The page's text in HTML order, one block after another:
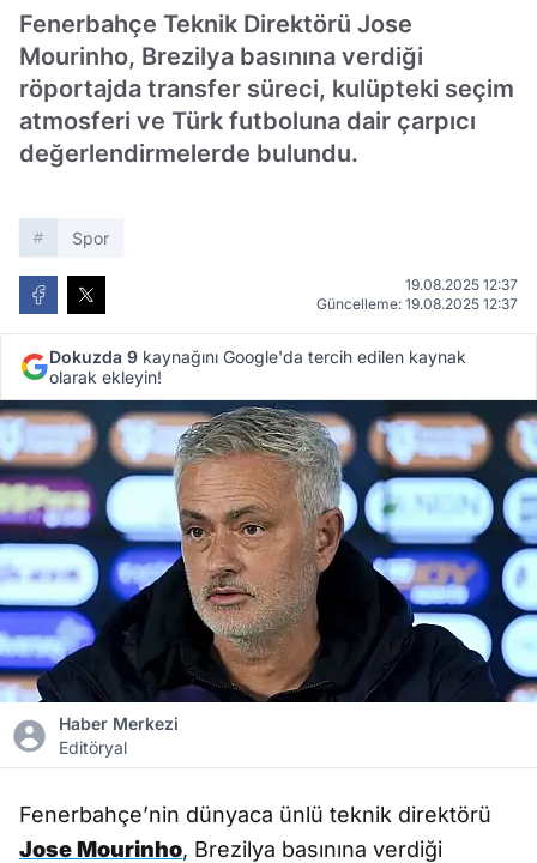
Fenerbahçe Teknik Direktörü Jose
Mourinho, Brezilya basınına verdiği
röportajda transfer süreci, kulüpteki seçim
atmosferi ve Türk futboluna dair çarpıcı
değerlendirmelerde bulundu.
Spor
19.08.2025 12:37
Güncelleme: 19.08.2025 12:37
Dokuzda 9 kaynağını Google'da tercih edilen kaynak
olarak ekleyin!
Haber Merkezi
Editöryal
Fenerbahçe’nin dünyaca ünlü teknik direktörü
Jose Mourinho, Brezilya basınına verdiği